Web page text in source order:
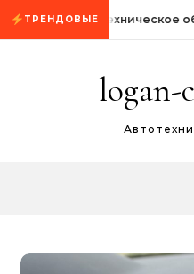
Промотать к содержимому
ТРЕНДОВЫЕТехническое
logan-